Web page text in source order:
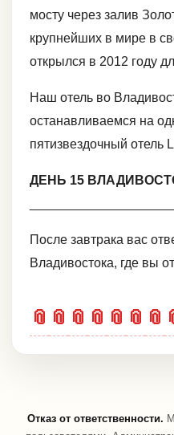
мосту через залив
крупнейших в мире в
открылся в 2012 году
Наш отель во
останавливаемся на
пятизвездочный отель
ДЕНЬ 15
После завтрака вас
Владивостока, где вы
📎 📎 📎 📎 📎 📎 📎
Отказ от ответственности.